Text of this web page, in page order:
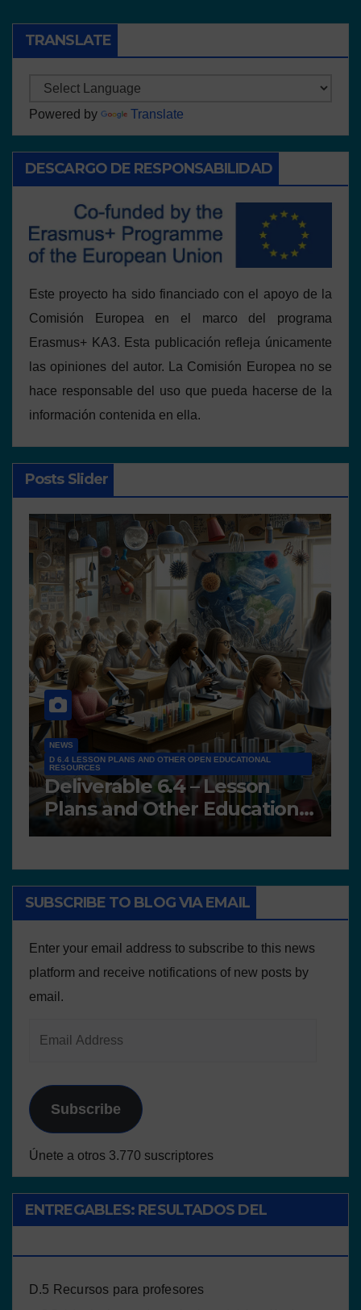
TRANSLATE
Powered by Translate
DESCARGO DE RESPONSABILIDAD
Este proyecto ha sido financiado con el apoyo de la
Comisión Europea en el marco del programa
Erasmus+ KA3. Esta publicación refleja únicamente
las opiniones del autor. La Comisión Europea no se
hace responsable del uso que pueda hacerse de la
información contenida en ella.
Posts Slider
NEWS
D 6.4 LESSON PLANS AND OTHER OPEN EDUCATIONAL
RESOURCES
Deliverable 6.4 – Lesson
Plans and Other Educational
resources
SUBSCRIBE TO BLOG VIA EMAIL
Enter your email address to subscribe to this news
platform and receive notifications of new posts by
email.
Subscribe
Únete a otros 3.770 suscriptores
ENTREGABLES: RESULTADOS DEL
D.5 Recursos para profesores